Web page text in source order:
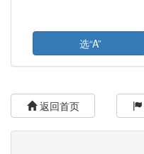
选“A”
返回首页